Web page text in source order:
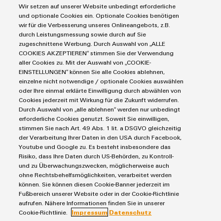
Weidmüller
Configurator
Digital
Engineering
auf einem
‒ intuitiv,
unkompliziert,
schnell
Leiterplattensteckverbinder und Leiterplattenklemmen
Markierungssysteme
Reihenklemmen
Stromversorgungen
Industrial IoT
Industrial Security
Single Pair Ethernet
Smart Metering
SNAP IN Anschlusstechnologie
Workplace Solutions
Service
Connectivity Consulting
eShop / Digitale Bestellmöglichkeiten
Engineering-Daten
PCB Connector Services
Support Center
Technische Produktkataloge
Weidmüller Configurator
Industrien
Datencenter
Gerätehersteller
Maschinenbau
Photovoltaik
Wasserstoff
Weidmüller Industry Match
Windenergie
Impressum
Einkaufs- /Lieferanteninformationen
Datenschutzerklärung
Cookie Richtlinie
Cookie Einstellungen
Weidmüller GmbH & Co KG
Klingenbergstraße 26
32758 Detmold
Tel.: +49 5231 14-280
Wir setzen auf unserer Website unbedingt erforderliche
und optionale Cookies ein. Optionale Cookies benötigen
wir für die Verbesserung unseres Onlineangebots, z.B.
durch Leistungsmessung sowie durch auf Sie
zugeschnittene Werbung. Durch Auswahl von „ALLE
COOKIES AKZEPTIEREN“ stimmen Sie der Verwendung
aller Cookies zu. Mit der Auswahl von „COOKIE-
EINSTELLUNGEN“ können Sie alle Cookies ablehnen,
einzelne nicht notwendige / optionale Cookies auswählen
oder Ihre einmal erklärte Einwilligung durch abwählen von
Cookies jederzeit mit Wirkung für die Zukunft widerrufen.
Durch Auswahl von „alle ablehnen“ werden nur unbedingt
erforderliche Cookies genutzt. Soweit Sie einwilligen,
stimmen Sie nach Art. 49 Abs. 1 lit. a DSGVO gleichzeitig
der Verarbeitung Ihrer Daten in den USA durch Facebook,
Youtube und Google zu. Es besteht insbesondere das
Risiko, dass Ihre Daten durch US-Behörden, zu Kontroll-
und zu Überwachungszwecken, möglicherweise auch
ohne Rechtsbehelfsmöglichkeiten, verarbeitet werden
können. Sie können diesen Cookie-Banner jederzeit im
Fußbereich unserer Website oder in der Cookie-Richtlinie
aufrufen. Nähere Informationen finden Sie in unserer
Cookie-Richtlinie.
Impressum Datenschutz